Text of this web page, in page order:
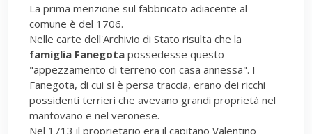
La prima menzione sul fabbricato adiacente al
comune è del 1706.
Nelle carte dell'Archivio di Stato risulta che la
famiglia Fanegota possedesse questo
"appezzamento di terreno con casa annessa". I
Fanegota, di cui si è persa traccia, erano dei ricchi
possidenti terrieri che avevano grandi proprietà nel
mantovano e nel veronese.
Nel 1713 il proprietario era il capitano Valentino